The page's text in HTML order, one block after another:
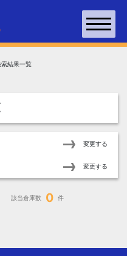
索結果一覧
変更する
変更する
該当倉庫数 0 件